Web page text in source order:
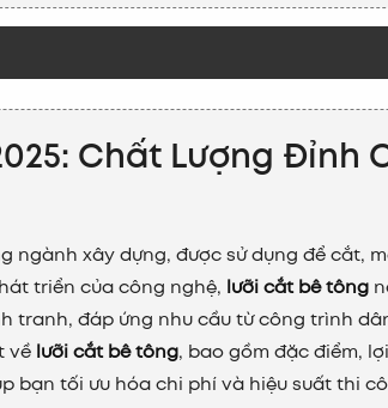
Chất Lượng Đỉnh
ngành xây dựng, được sử dụng để cắt,
triển của công nghệ, lưỡi cắt bê tông
tranh, đáp ứng nhu cầu từ công trình
về lưỡi cắt bê tông, bao gồm đặc điểm,
bạn tối ưu hóa chi phí và hiệu suất thi